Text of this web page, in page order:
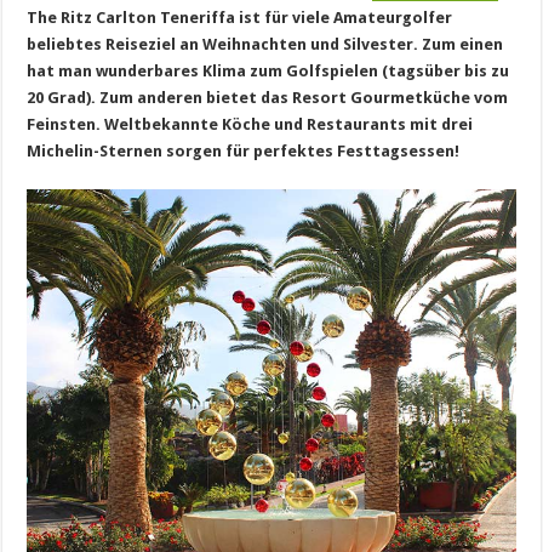
The Ritz Carlton Teneriffa ist für viele Amateurgolfer
beliebtes Reiseziel an Weihnachten und Silvester. Zum einen
hat man wunderbares Klima zum Golfspielen (tagsüber bis zu
20 Grad). Zum anderen bietet das Resort Gourmetküche vom
Feinsten. Weltbekannte Köche und Restaurants mit drei
Michelin-Sternen sorgen für perfektes Festtagsessen!